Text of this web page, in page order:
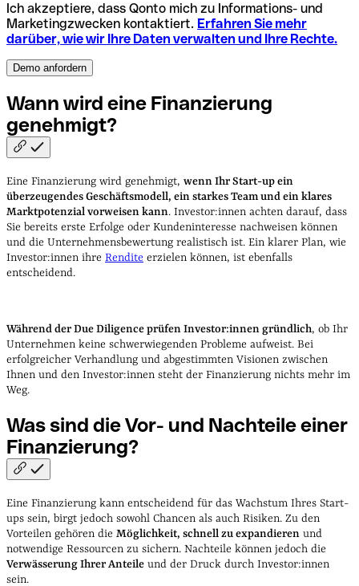
Ich akzeptiere, dass Qonto mich zu Informations- und
Marketingzwecken kontaktiert. Erfahren Sie mehr
darüber, wie wir Ihre Daten verwalten und Ihre Rechte.
Wann wird eine Finanzierung
genehmigt?
Eine Finanzierung wird genehmigt, wenn Ihr Start-up ein
überzeugendes Geschäftsmodell, ein starkes Team und ein klares
Marktpotenzial vorweisen kann. Investor:innen achten darauf, dass
Sie bereits erste Erfolge oder Kundeninteresse nachweisen können
und die Unternehmensbewertung realistisch ist. Ein klarer Plan, wie
Investor:innen ihre Rendite erzielen können, ist ebenfalls
entscheidend.
Während der Due Diligence prüfen Investor:innen gründlich, ob Ihr
Unternehmen keine schwerwiegenden Probleme aufweist. Bei
erfolgreicher Verhandlung und abgestimmten Visionen zwischen
Ihnen und den Investor:innen steht der Finanzierung nichts mehr im
Weg.
Was sind die Vor- und Nachteile einer
Finanzierung?
Eine Finanzierung kann entscheidend für das Wachstum Ihres Start-
ups sein, birgt jedoch sowohl Chancen als auch Risiken. Zu den
Vorteilen gehören die Möglichkeit, schnell zu expandieren und
notwendige Ressourcen zu sichern. Nachteile können jedoch die
Verwässerung Ihrer Anteile und der Druck durch Investor:innen
sein.